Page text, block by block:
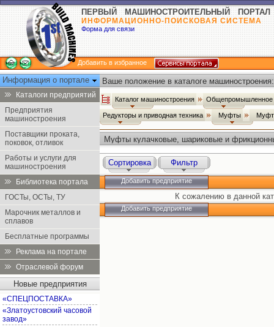
ПЕРВЫЙ МАШИНОСТРОИТЕЛЬНЫЙ ПОРТАЛ
ИНФОРМАЦИОННО-ПОИСКОВАЯ СИСТЕМА
Форма для связи
Добавить в избранное
Информация о портале
Каталоги предприятий
Предприятия
машиностроения
Поставщики проката,
поковок, отливок
Работы и услуги для
машиностроения
Библиотека портала
ГОСТы, ОСТы, ТУ
Марочник металлов и
сплавов
Бесплатные программы
Реклама на портале
Отраслевой форум
Новые предприятия
«СПЕЦПОСТАВКА»
«Златоустовский часовой
завод»
Ваше положение в каталоге машиностроения:
Каталог машиностроения Общепромышленное
Редукторы и приводная техника Муфты
Муфты кулачковые, шариковые и
Сортировка Фильтр
Добавить предприятие
К сожалению в данной
Добавить предприятие